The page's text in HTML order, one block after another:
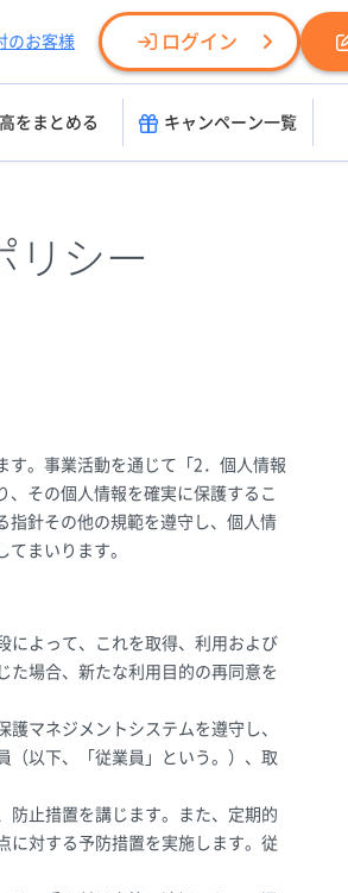
のお客様 ログイン
をまとめる キャンペーン一覧
リシー
す。事業活動を通じて「2．個人情報
その個人情報を確実に保護するこ
指針その他の規範を遵守し、個人情
まいります。
によって、これを取得、利用および
た場合、新たな利用目的の再同意を
マネジメントシステムを遵守し、
（以下、「従業員」という。）、取
防止措置を講じます。また、定期的
に対する予防措置を実施します。従